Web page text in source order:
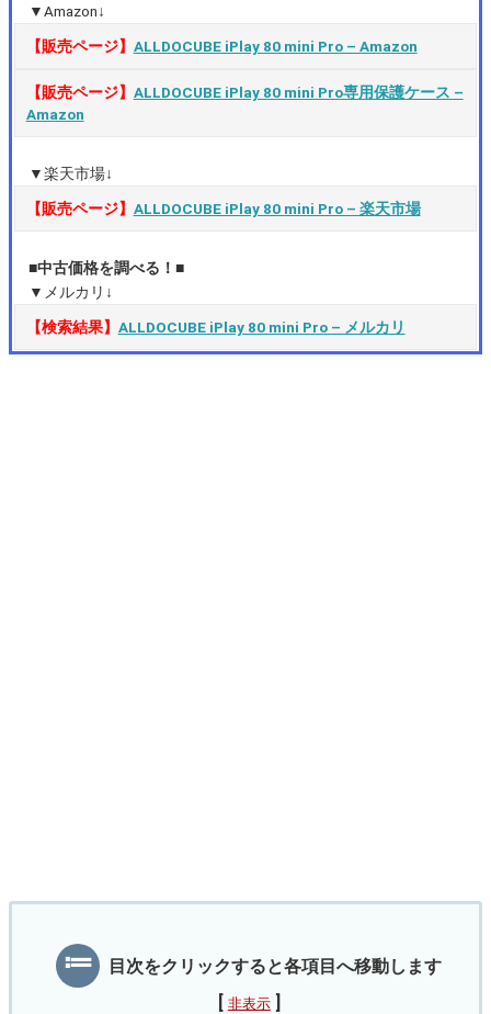
▼Amazon↓
【販売ページ】 ALLDOCUBE iPlay 80 mini Pro – Amazon
【販売ページ】 ALLDOCUBE iPlay 80 mini Pro専用保護ケース –
Amazon
▼楽天市場↓
【販売ページ】 ALLDOCUBE iPlay 80 mini Pro – 楽天市場
■中古価格を調べる！■
▼メルカリ↓
【検索結果】 ALLDOCUBE iPlay 80 mini Pro – メルカリ
目次をクリックすると各項目へ移動します
非表示